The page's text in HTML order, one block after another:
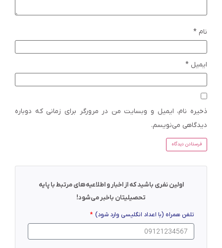
نام *
ایمیل *
ذخیره نام، ایمیل و وبسایت من در مرورگر برای زمانی که دوباره
دیدگاهی می‌نویسم.
اولین نفری باشید که از اخبار و اطلاعیه‌های مرتبط با پایه
تحصیلیتان باخبر می‌شود!
تلفن همراه (با اعداد انگلیسی وارد شود)